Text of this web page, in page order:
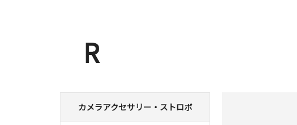
R
カメラアクセサリー・ストロボ